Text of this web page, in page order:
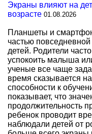
Экраны влияют на
возрасте 01.08.2026
Планшеты и
частью
детей. Родители
успокоить малыша
ученые все чаще
время сказывается
способности к
показывает, что
продолжительность
ребенок проводит
наблюдали детей от